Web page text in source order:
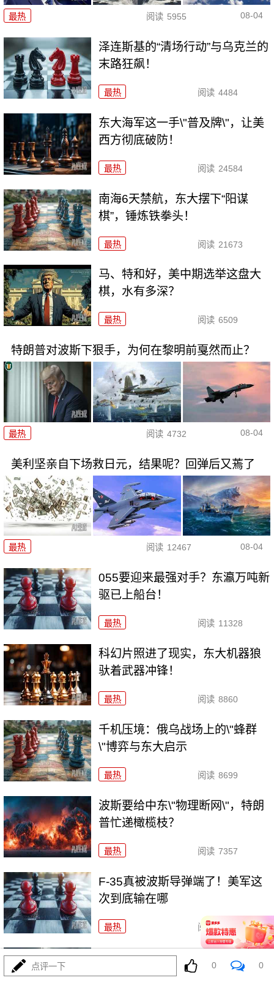
最热 阅读 5955 08-04
泽连斯基的“清场行动”与乌克兰的
末路狂飙！
最热 阅读 4484
东大海军这一手\"普及牌\"，让美
西方彻底破防！
最热 阅读 24584
南海6天禁航，东大摆下“阳谋
棋”，锤炼铁拳头！
最热 阅读 21673
马、特和好，美中期选举这盘大
棋，水有多深？
最热 阅读 6509
特朗普对波斯下狠手，为何在黎明前戛然而止？
最热 阅读 4732 08-04
美利坚亲自下场救日元，结果呢？回弹后又蔫了
最热 阅读 12467 08-04
055要迎来最强对手？东瀛万吨新
驱已上船台！
最热 阅读 11328
科幻片照进了现实，东大机器狼
驮着武器冲锋！
最热 阅读 8860
千机压境：俄乌战场上的\"蜂群
\"博弈与东大启示
最热 阅读 8699
波斯要给中东\"物理断网\"，特朗
普忙递橄榄枝？
最热 阅读 7357
F-35真被波斯导弹端了！美军这
次到底输在哪
最热 阅读 7136
算了不打了？特朗普这脚刹车，
把全世界都晃吐了
点评一下 0 0